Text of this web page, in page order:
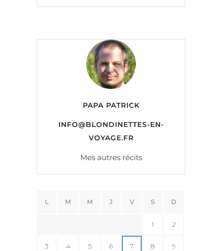
PAPA PATRICK
INFO@BLONDINETTES-EN-
VOYAGE.FR
Mes autres récits
L M M J V S D
1 2
3 4 5 6 7 8 9